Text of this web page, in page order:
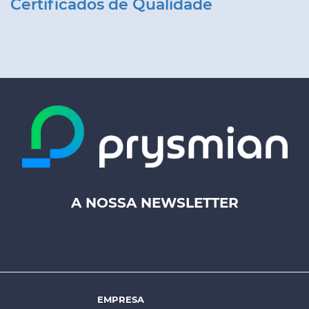
Certificados de Qualidade
FooterA NOSSA NEWSLETTER
EMPRESA